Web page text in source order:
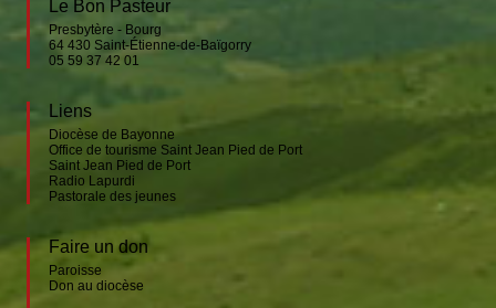
Le Bon Pasteur
Presbytère - Bourg
64 430 Saint-Étienne-de-Baïgorry
05 59 37 42 01
Liens
Diocèse de Bayonne
Office de tourisme Saint Jean Pied de Port
Saint Jean Pied de Port
Radio Lapurdi
Pastorale des jeunes
Faire un don
Paroisse
Don au diocèse